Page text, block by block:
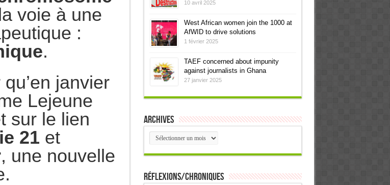
voie à une
:
.
janvier
Lejeune
sur le lien
21 et
, une nouvelle
10 avril 2025
West African women join the 1000 at
AfWID to drive solutions
1 février 2025
TAEF concerned about impunity
against journalists in Ghana
27 janvier 2025
Archives
Archives
Réflexions/Chroniques